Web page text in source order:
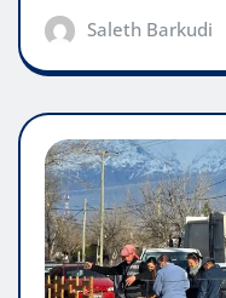
Saleth Barkudi